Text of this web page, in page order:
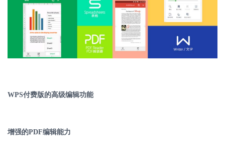
WPS付费版的高级编辑功能
增强的PDF编辑能力